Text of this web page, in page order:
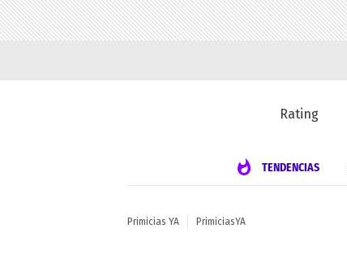
Rating
TENDENCIAS
Primicias YA PrimiciasYA